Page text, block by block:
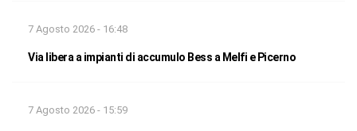
7 Agosto 2026 - 16:48
Via libera a impianti di accumulo Bess a Melfi e Picerno
7 Agosto 2026 - 15:59